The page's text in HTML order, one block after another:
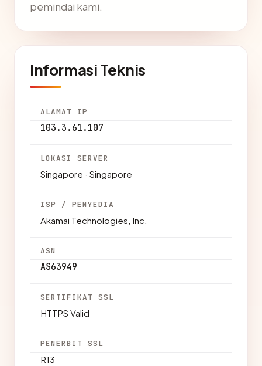
pemindai kami.
Informasi Teknis
ALAMAT IP
103.3.61.107
LOKASI SERVER
Singapore · Singapore
ISP / PENYEDIA
Akamai Technologies, Inc.
ASN
AS63949
SERTIFIKAT SSL
HTTPS Valid
PENERBIT SSL
R13